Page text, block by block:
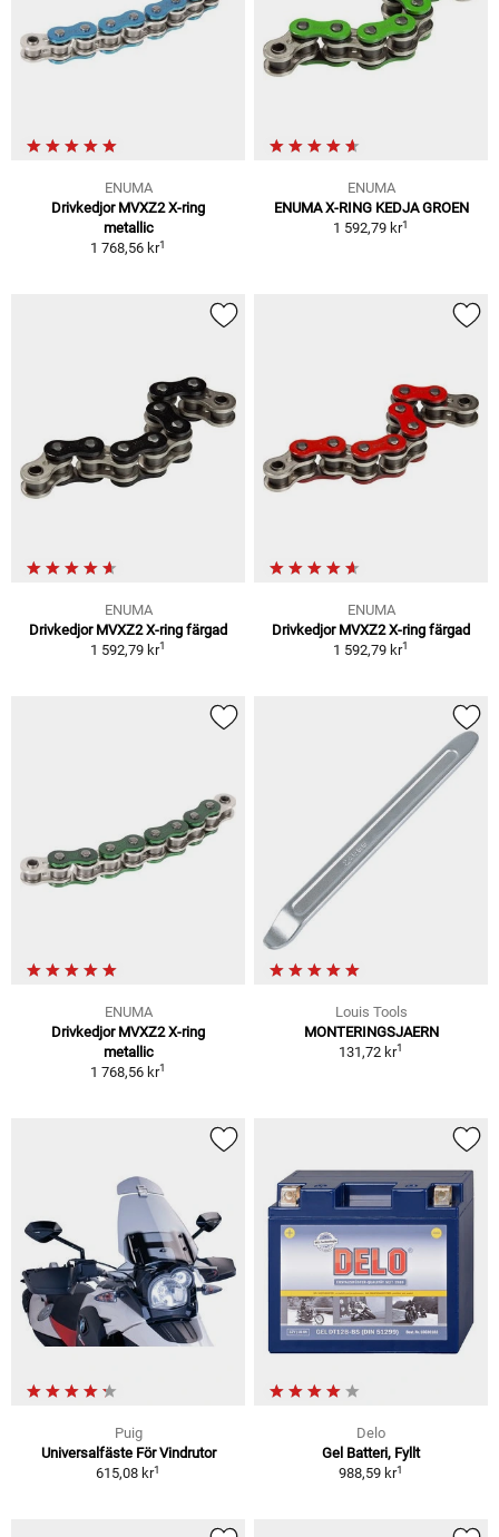
ENUMA
Drivkedjor MVXZ2 X-ring
metallic
1 768,56 kr1
ENUMA
ENUMA X-RING KEDJA GROEN
1 592,79 kr1
ENUMA
Drivkedjor MVXZ2 X-ring färgad
1 592,79 kr1
ENUMA
Drivkedjor MVXZ2 X-ring färgad
1 592,79 kr1
ENUMA
Drivkedjor MVXZ2 X-ring
metallic
1 768,56 kr1
Louis Tools
MONTERINGSJAERN
131,72 kr1
Puig
Universalfäste För Vindrutor
615,08 kr1
Delo
Gel Batteri, Fyllt
988,59 kr1